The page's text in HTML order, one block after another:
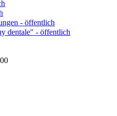
- öffentlich
dentale" - öffentlich